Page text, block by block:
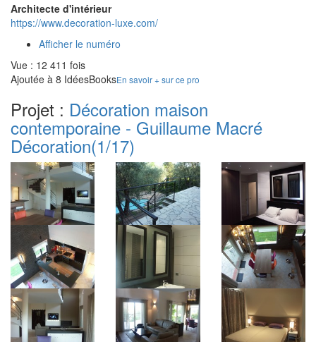
Architecte d'intérieur
https://www.decoration-luxe.com/
Afficher le numéro
Vue : 12 411 fois
Ajoutée à 8 IdéesBooksEn savoir + sur ce pro
Projet : Décoration maison
contemporaine - Guillaume Macré
Décoration(1/17)